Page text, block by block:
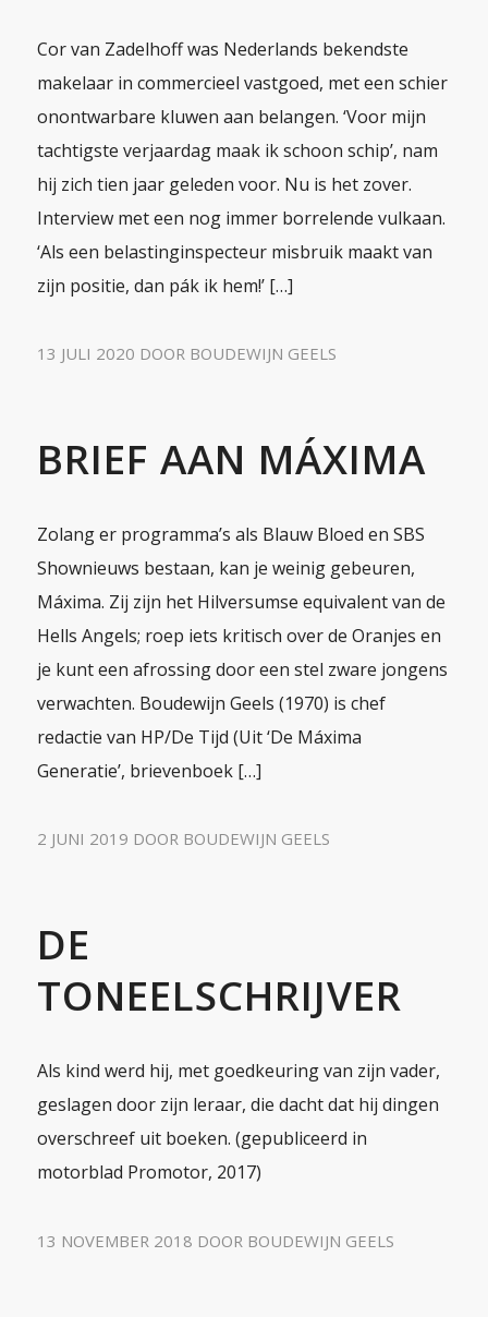
Cor van Zadelhoff was Nederlands bekendste
makelaar in commercieel vastgoed, met een schier
onontwarbare kluwen aan belangen. ‘Voor mijn
tachtigste verjaardag maak ik schoon schip’, nam
hij zich tien jaar geleden voor. Nu is het zover.
Interview met een nog immer borrelende vulkaan.
‘Als een belastinginspecteur misbruik maakt van
zijn positie, dan pák ik hem!’ […]
13 JULI 2020 DOOR BOUDEWIJN GEELS
BRIEF AAN MÁXIMA
Zolang er programma’s als Blauw Bloed en SBS
Shownieuws bestaan, kan je weinig gebeuren,
Máxima. Zij zijn het Hilversumse equivalent van de
Hells Angels; roep iets kritisch over de Oranjes en
je kunt een afrossing door een stel zware jongens
verwachten. Boudewijn Geels (1970) is chef
redactie van HP/De Tijd (Uit ‘De Máxima
Generatie’, brievenboek […]
2 JUNI 2019 DOOR BOUDEWIJN GEELS
DE
TONEELSCHRIJVER
Als kind werd hij, met goedkeuring van zijn vader,
geslagen door zijn leraar, die dacht dat hij dingen
overschreef uit boeken. (gepubliceerd in
motorblad Promotor, 2017)
13 NOVEMBER 2018 DOOR BOUDEWIJN GEELS